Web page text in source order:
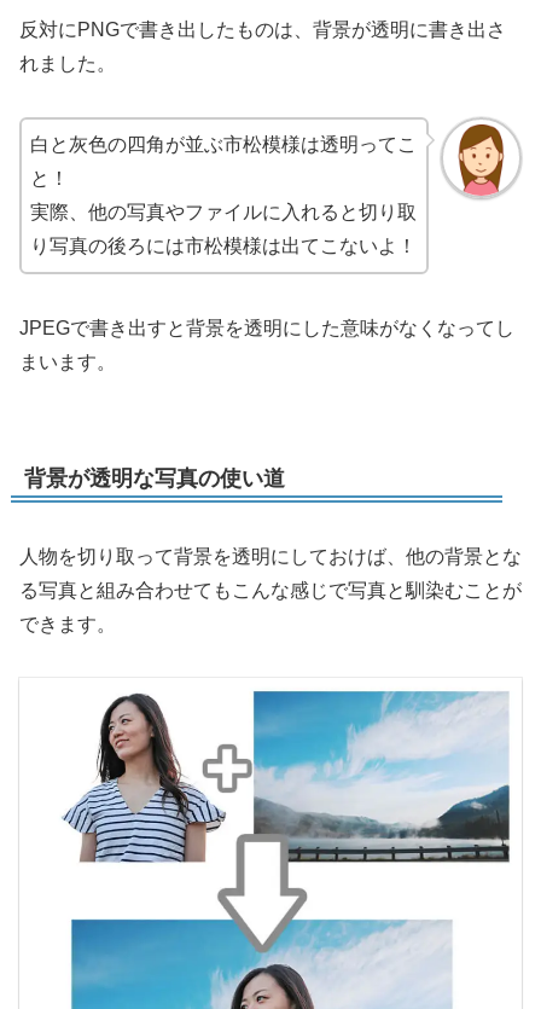
反対にPNGで書き出したものは、背景が透明に書き出さ
れました。
白と灰色の四角が並ぶ市松模様は透明ってこ
と！
実際、他の写真やファイルに入れると切り取
り写真の後ろには市松模様は出てこないよ！
JPEGで書き出すと背景を透明にした意味がなくなってし
まいます。
背景が透明な写真の使い道
人物を切り取って背景を透明にしておけば、他の背景とな
る写真と組み合わせてもこんな感じで写真と馴染むことが
できます。